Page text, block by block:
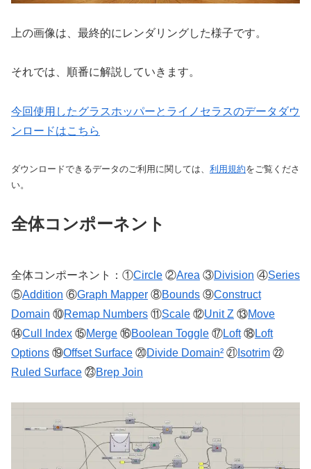
上の画像は、最終的にレンダリングした様子です。
それでは、順番に解説していきます。
今回使用したグラスホッパーとライノセラスのデータダウ
ンロードはこちら
ダウンロードできるデータのご利用に関しては、 利用規約をご覧くださ
い。
全体コンポーネント
全体コンポーネント：①Circle ②Area ③Division ④Series
⑤Addition ⑥Graph Mapper ⑧Bounds ⑨Construct
Domain ⑩Remap Numbers ⑪Scale ⑫Unit Z ⑬Move
⑭Cull Index ⑮Merge ⑯Boolean Toggle ⑰Loft⑱Loft
Options ⑲Offset Surface ⑳Divide Domain² ㉑ Isotrim ㉒
Ruled Surface ㉓Brep Join